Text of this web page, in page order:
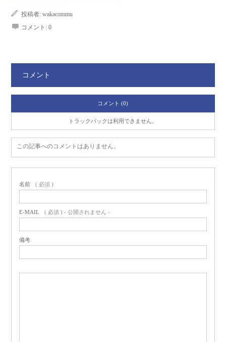
投稿者: wakacommu
コメント: 0
コメント
コメント (0)
トラックバックは利用できません。
この記事へのコメントはありません。
名前 ( 必須 )
E-MAIL ( 必須 ) - 公開されません -
備考